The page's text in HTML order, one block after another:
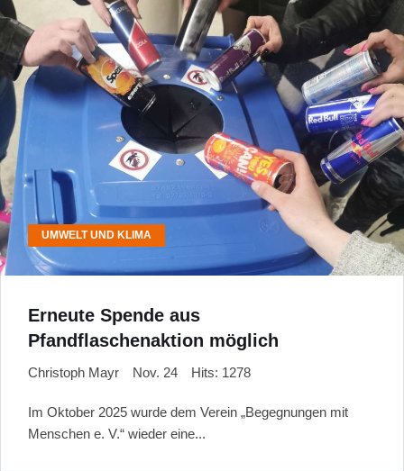
Erneute Spende aus
Pfandflaschenaktion möglich
Christoph Mayr
UMWELT UND KLIMA
Nov. 24 Hits: 1278
Im Oktober 2025 wurde dem Verein „Begegnungen mit
Menschen e. V.“ wieder eine...